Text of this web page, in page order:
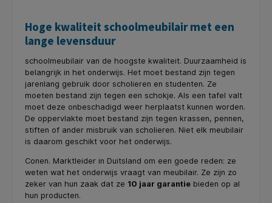
Hoge kwaliteit schoolmeubilair met een
lange levensduur
schoolmeubilair van de hoogste kwaliteit. Duurzaamheid is
belangrijk in het onderwijs. Het moet bestand zijn tegen
jarenlang gebruik door scholieren en studenten. Ze
moeten bestand zijn tegen een schokje. Als een tafel valt
moet deze onbeschadigd weer herplaatst kunnen worden.
De oppervlakte moet bestand zijn tegen krassen, pennen,
stiften of ander misbruik van scholieren. Niet elk meubilair
is daarom geschikt voor het onderwijs.
Conen. Marktleider in Duitsland om een goede reden: ze
weten wat het onderwijs vraagt van meubilair. Ze zijn zo
zeker van hun zaak dat ze 10 jaar garantie bieden op al
hun producten.